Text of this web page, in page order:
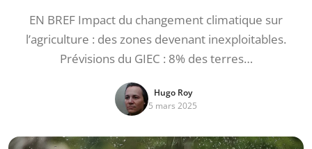
EN BREF Impact du changement climatique sur
l’agriculture : des zones devenant inexploitables.
Prévisions du GIEC : 8% des terres…
Hugo Roy
5 mars 2025